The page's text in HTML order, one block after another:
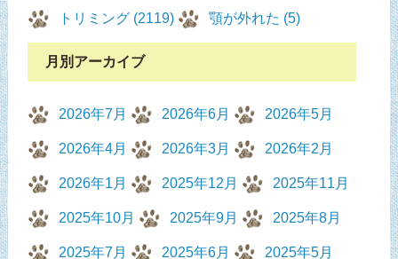
トリミング (2119) 顎が外れた (5)
月別アーカイブ
2026年7月 2026年6月 2026年5月
2026年4月 2026年3月 2026年2月
2026年1月 2025年12月 2025年11月
2025年10月 2025年9月 2025年8月
2025年7月 2025年6月 2025年5月